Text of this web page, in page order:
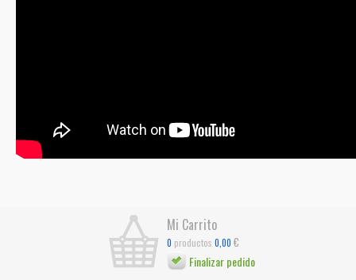
Mi Carrito
0 productos 0,00 €
Finalizar pedido